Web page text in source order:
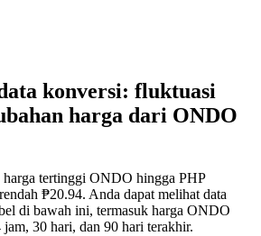
konversi: fluktuasi
harga dari ONDO
tertinggi ONDO hingga PHP
₱20.94. Anda dapat melihat data
di bawah ini, termasuk harga ONDO
30 hari, dan 90 hari terakhir.